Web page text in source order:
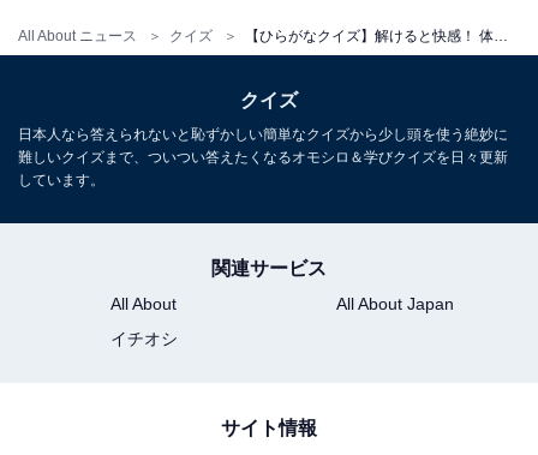
All About ニュース クイズ 【ひらがなクイズ】解けると快感！ 体の一部や揺れ方に共通する2文字は？
クイズ
日本人なら答えられないと恥ずかしい簡単なクイズから少し頭を使う絶妙に
難しいクイズまで、ついつい答えたくなるオモシロ＆学びクイズを日々更新
しています。
関連サービス
All About
All About Japan
イチオシ
サイト情報